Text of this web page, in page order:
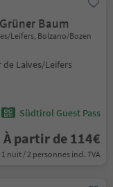
Baum
Leifers, Bolzano/Bozen
de Laives/Leifers
Südtirol Guest Pass
À partir de 114€
1 nuit / 2 personnes incl. TVA